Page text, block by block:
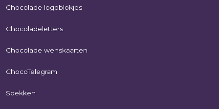
Chocolade logoblokjes
Chocoladeletters
Chocolade wenskaarten
ChocoTelegram
Spekken